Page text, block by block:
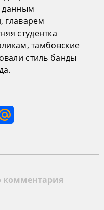
данным
главарем
студентка
тамбовские
стиль банды
комментария